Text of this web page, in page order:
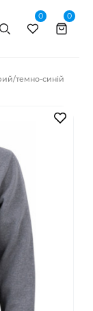
Пошук
0 0
темно-синій
В